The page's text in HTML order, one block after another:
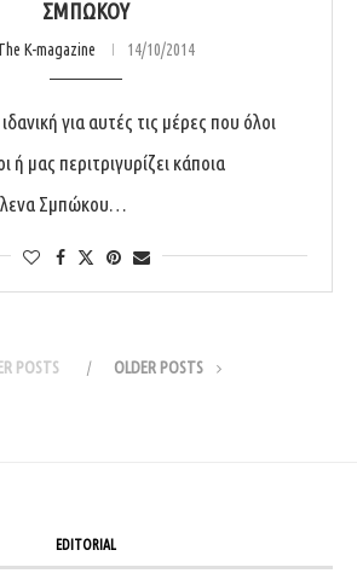
ΣΜΠΏΚΟΥ
K-magazine 14/10/2014
ιδανική για αυτές τις μέρες που όλοι
ή μας περιτριγυρίζει κάποια
Σμπώκου…
POSTS OLDER POSTS
EDITORIAL